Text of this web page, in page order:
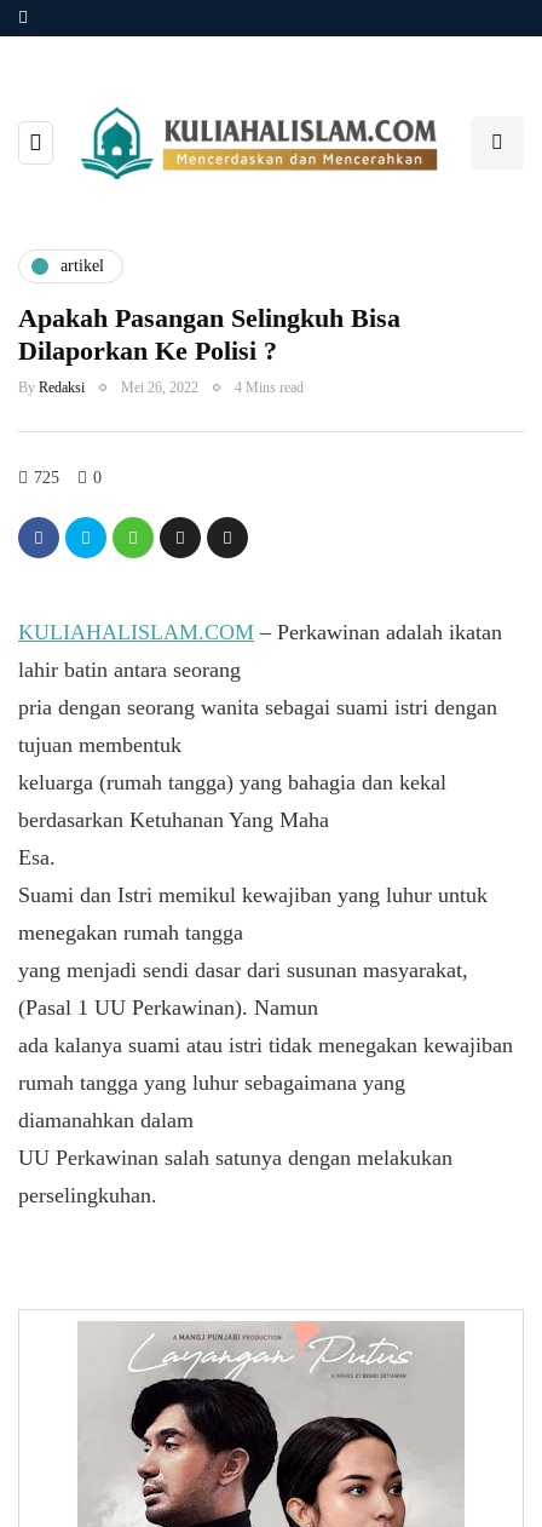
artikel
Apakah Pasangan Selingkuh Bisa
Dilaporkan Ke Polisi ?
By Redaksi Mei 26, 2022 4 Mins read
725 0
KULIAHALISLAM.COM – Perkawinan adalah ikatan
lahir batin antara seorang
pria dengan seorang wanita sebagai suami istri dengan
tujuan membentuk
keluarga (rumah tangga) yang bahagia dan kekal
berdasarkan Ketuhanan Yang Maha
Esa.
Suami dan Istri memikul kewajiban yang luhur untuk
menegakan rumah tangga
yang menjadi sendi dasar dari susunan masyarakat,
(Pasal 1 UU Perkawinan). Namun
ada kalanya suami atau istri tidak menegakan kewajiban
rumah tangga yang luhur sebagaimana yang
diamanahkan dalam
UU Perkawinan salah satunya dengan melakukan
perselingkuhan.